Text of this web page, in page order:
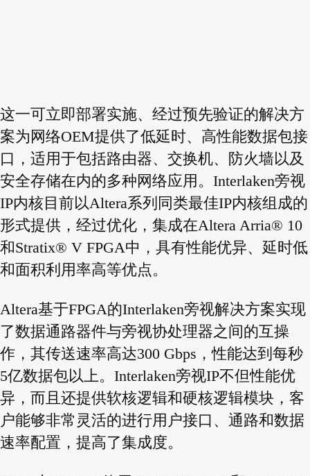
这一可立即部署实施、经过预先验证的解决方
案为网络OEM提供了低延时、高性能数据包接
口，适用于包括路由器、交换机、防火墙以及
安全存储在内的多种网络应用。Interlaken旁视
IP内核目前以Altera系列同类最佳IP内核组成的
形式提供，经过优化，集成在Altera Arria® 10
和Stratix® V FPGA中，具有性能优异、延时低
和面积利用率高等优点。
Altera基于FPGA的Interlaken旁视解决方案实现
了数据通路器件与旁视协处理器之间的互操
作，其传送速率高达300 Gbps，性能达到每秒
5亿数据包以上。Interlaken旁视IP不但性能优
异，而且还提供软核逻辑和硬核逻辑模块，客
户能够非常灵活的进行用户接口、通路和数据
速率配置，提高了集成度。